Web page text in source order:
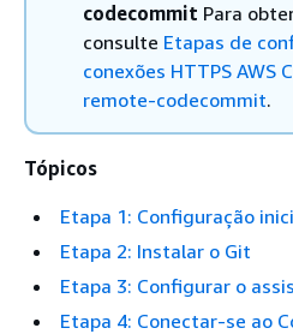
codecommit Para
consulte Etapas de
conexões HTTPS AWS
remote-codecommit.
Tópicos
Etapa 1: Configuração
Etapa 2: Instalar o Git
Etapa 3: Configurar o
Etapa 4: Conectar-se ao